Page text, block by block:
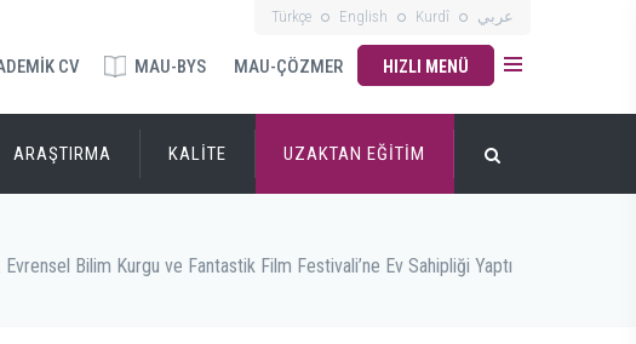
Türkçe English Kurdî عربي
CV MAU-BYS MAU-ÇÖZMER HIZLI MENÜ
ARAŞTIRMA KALİTE UZAKTAN EĞİTİM
Evrensel Bilim Kurgu ve Fantastik Film Festivali’ne Ev Sahipliği Yaptı